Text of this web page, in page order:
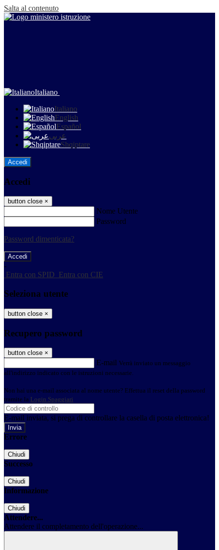
Salta al contenuto
Italiano
Italiano
English
Español
عربى
Shqiptare
Accedi
Accedi
button close ×
Nome Utente
Password
Password dimenticata?
-
Entra con SPID Entra con CIE
Seleziona utente
button close ×
Recupero password
button close ×
E-mail Verrà inviato un messaggio
all'indirizzo indicato con le istruzioni necessarie.
Non hai una e-mail associata al nome utente? Effettua il reset della password
tramite la Login Spaggiari
E-mail inviata, si prega di controllare la casella di posta elettronica!
Errore
Chiudi
Successo
Chiudi
Informazione
Chiudi
Attendere...
Attendere il completamento dell'operazione...